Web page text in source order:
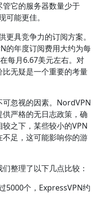
它的服务器数量少于
能更佳。
具竞争力的订阅方案。
的年度订阅费用大约为每
每月6.67美元左右。对
无疑是一个重要的考量
可忽视的因素。NordVPN
严格的无日志政策，确
之下，某些较小的VPN
足，这可能影响你的游
整理了以下几点比较：
5000个，ExpressVPN约